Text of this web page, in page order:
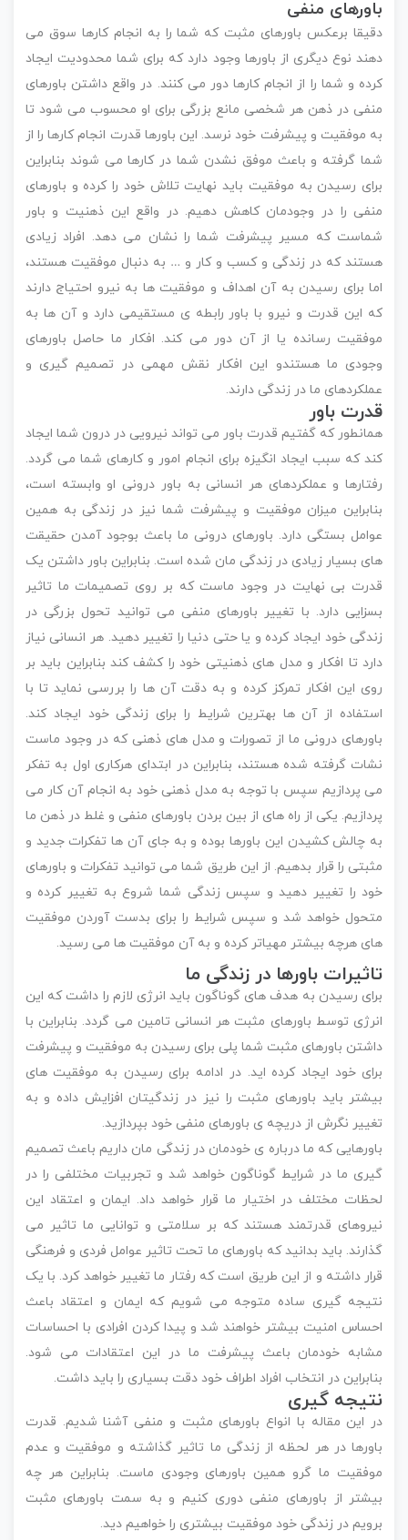
باورهای منفی
دقیقا برعکس باورهای مثبت که شما را به انجام کارها سوق می
دهند نوع دیگری از باورها وجود دارد که برای شما محدودیت ایجاد
کرده و شما را از انجام کارها دور می کنند. در واقع داشتن باورهای
منفی در ذهن هر شخصی مانع بزرگی برای او محسوب می شود تا
به موفقیت و پیشرفت خود نرسد. این باورها قدرت انجام کارها را از
شما گرفته و باعث موفق نشدن شما در کارها می شوند بنابراین
برای رسیدن به موفقیت باید نهایت تلاش خود را کرده و باورهای
منفی را در وجودمان کاهش دهیم. در واقع این ذهنیت و باور
شماست که مسیر پیشرفت شما را نشان می دهد. افراد زیادی
هستند که در زندگی و کسب و کار و … به دنبال موفقیت هستند،
اما برای رسیدن به آن اهداف و موفقیت ها به نیرو احتیاج دارند
که این قدرت و نیرو با باور رابطه ی مستقیمی دارد و آن ها به
موفقیت رسانده یا از آن دور می کند. افکار ما حاصل باورهای
وجودی ما هستندو این افکار نقش مهمی در تصمیم گیری و
عملکردهای ما در زندگی دارند.
قدرت باور
همانطور که گفتیم قدرت باور می تواند نیرویی در درون شما ایجاد
کند که سبب ایجاد انگیزه برای انجام امور و کارهای شما می گردد.
رفتارها و عملکردهای هر انسانی به باور درونی او وابسته است،
بنابراین میزان موفقیت و پیشرفت شما نیز در زندگی به همین
عوامل بستگی دارد. باورهای درونی ما باعث بوجود آمدن حقیقت
های بسیار زیادی در زندگی مان شده است. بنابراین باور داشتن یک
قدرت بی نهایت در وجود ماست که بر روی تصمیمات ما تاثیر
بسزایی دارد. با تغییر باورهای منفی می توانید تحول بزرگی در
زندگی خود ایجاد کرده و یا حتی دنیا را تغییر دهید. هر انسانی نیاز
دارد تا افکار و مدل های ذهنیتی خود را کشف کند بنابراین باید بر
روی این افکار تمرکز کرده و به دقت آن ها را بررسی نماید تا با
استفاده از آن ها بهترین شرایط را برای زندگی خود ایجاد کند.
باورهای درونی ما از تصورات و مدل های ذهنی که در وجود ماست
نشات گرفته شده هستند، بنابراین در ابتدای هرکاری اول به تفکر
می پردازیم سپس با توجه به مدل ذهنی خود به انجام آن کار می
پردازیم. یکی از راه های از بین بردن باورهای منفی و غلط در ذهن ما
به چالش کشیدن این باورها بوده و به جای آن ها تفکرات جدید و
مثبتی را قرار بدهیم. از این طریق شما می توانید تفکرات و باورهای
خود را تغییر دهید و سپس زندگی شما شروع به تغییر کرده و
متحول خواهد شد و سپس شرایط را برای بدست آوردن موفقیت
های هرچه بیشتر مهیاتر کرده و به آن موفقیت ها می رسید.
تاثیرات باورها در زندگی ما
برای رسیدن به هدف های گوناگون باید انرژی لازم را داشت که این
انرژی توسط باورهای مثبت هر انسانی تامین می گردد. بنابراین با
داشتن باورهای مثبت شما پلی برای رسیدن به موفقیت و پیشرفت
برای خود ایجاد کرده اید. در ادامه برای رسیدن به موفقیت های
بیشتر باید باورهای مثبت را نیز در زندگیتان افزایش داده و به
تغییر نگرش از دریچه ی باورهای منفی خود بپردازید.
باورهایی که ما درباره ی خودمان در زندگی مان داریم باعث تصمیم
گیری ما در شرایط گوناگون خواهد شد و تجربیات مختلفی را در
لحظات مختلف در اختیار ما قرار خواهد داد. ایمان و اعتقاد این
نیروهای قدرتمند هستند که بر سلامتی و توانایی ما تاثیر می
گذارند. باید بدانید که باورهای ما تحت تاثیر عوامل فردی و فرهنگی
قرار داشته و از این طریق است که رفتار ما تغییر خواهد کرد. با یک
نتیجه گیری ساده متوجه می شویم که ایمان و اعتقاد باعث
احساس امنیت بیشتر خواهند شد و پیدا کردن افرادی با احساسات
مشابه خودمان باعث پیشرفت ما در این اعتقادات می شود.
بنابراین در انتخاب افراد اطراف خود دقت بسیاری را باید داشت.
نتیجه گیری
در این مقاله با انواع باورهای مثبت و منفی آشنا شدیم. قدرت
باورها در هر لحظه از زندگی ما تاثیر گذاشته و موفقیت و عدم
موفقیت ما گرو همین باورهای وجودی ماست. بنابراین هر چه
بیشتر از باورهای منفی دوری کنیم و به سمت باورهای مثبت
برویم در زندگی خود موفقیت بیشتری را خواهیم دید.